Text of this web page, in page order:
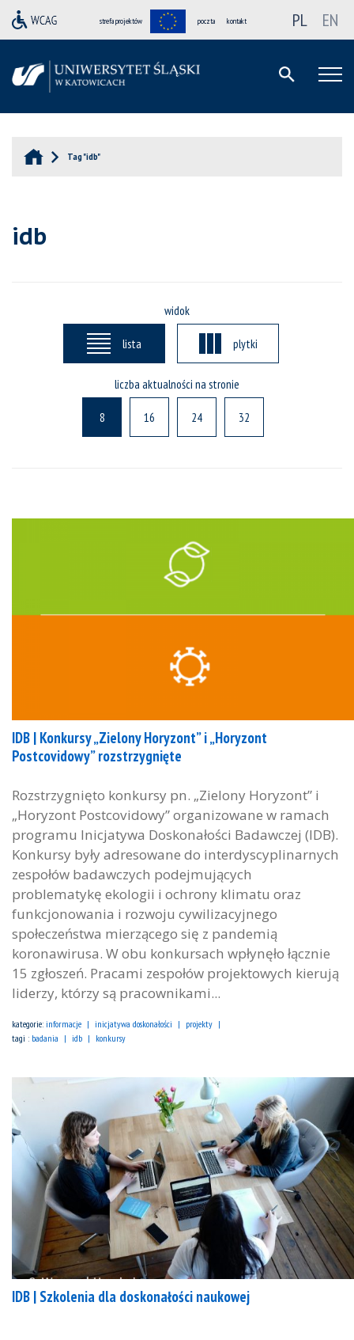
strefa projektów poczta kontakt PL EN
Tag "idb"
idb
widok
lista plytki
liczba aktualności na stronie
8 16 24 32
IDB | Konkursy „Zielony Horyzont” i „Horyzont
Postcovidowy” rozstrzygnięte
Rozstrzygnięto konkursy pn. „Zielony Horyzont” i
„Horyzont Postcovidowy” organizowane w ramach
programu Inicjatywa Doskonałości Badawczej (IDB).
Konkursy były adresowane do interdyscyplinarnych
zespołów badawczych podejmujących
problematykę ekologii i ochrony klimatu oraz
funkcjonowania i rozwoju cywilizacyjnego
społeczeństwa mierzącego się z pandemią
koronawirusa. W obu konkursach wpłynęło łącznie
15 zgłoszeń. Pracami zespołów projektowych kierują
liderzy, którzy są pracownikami...
kategorie: informacje inicjatywa doskonałości
projekty
tagi : badania idb konkursy
IDB | Szkolenia dla doskonałości naukowej